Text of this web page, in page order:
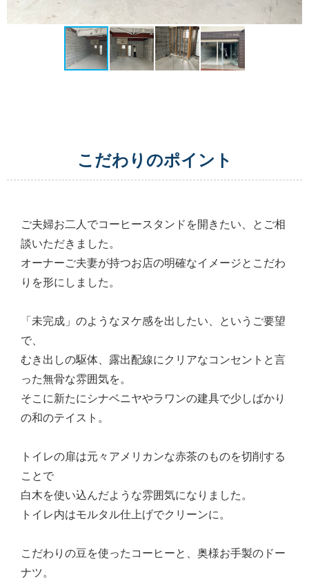
こだわりのポイント
ご夫婦お二人でコーヒースタンドを開きたい、とご相
談いただきました。
オーナーご夫妻が持つお店の明確なイメージとこだわ
りを形にしました。
「未完成」のようなヌケ感を出したい、というご要望
で、
むき出しの駆体、露出配線にクリアなコンセントと言
った無骨な雰囲気を。
そこに新たにシナベニヤやラワンの建具で少しばかり
の和のテイスト。
トイレの扉は元々アメリカンな赤茶のものを切削する
ことで
白木を使い込んだような雰囲気になりました。
トイレ内はモルタル仕上げでクリーンに。
こだわりの豆を使ったコーヒーと、奥様お手製のドー
ナツ。